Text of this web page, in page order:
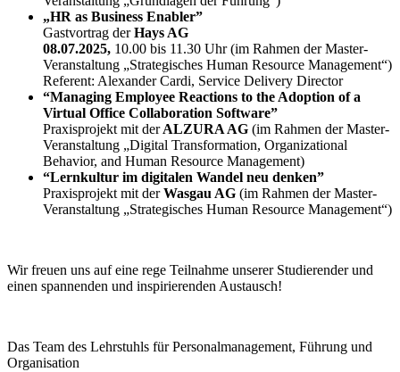
„HR as Business Enabler”
Gastvortrag derHays AG
08.07.2025, 10.00 bis 11.30 Uhr (im Rahmen der Master-
Veranstaltung „Strategisches Human Resource Management“)
Referent: Alexander Cardi, Service Delivery Director
“Managing Employee Reactions to the Adoption of a
Virtual Office Collaboration Software”
Praxisprojekt mit derALZURA AG (im Rahmen der Master-
Veranstaltung „Digital Transformation, Organizational
Behavior, and Human Resource Management)
“Lernkultur im digitalen Wandel neu denken”
Praxisprojekt mit derWasgau AG (im Rahmen der Master-
Veranstaltung „Strategisches Human Resource Management“)
Wir freuen uns auf eine rege Teilnahme unserer Studierender und
einen spannenden und inspirierenden Austausch!
Das Team des Lehrstuhls für Personalmanagement, Führung und
Organisation